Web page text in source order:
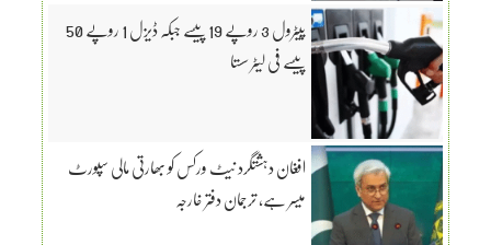
پیٹرول 3 روپے 19 پیسے جبکہ ڈیزل 1 روپے 50
پیسے فی لیٹر سستا
افغان دہشتگرد نیٹ ورکس کو بھارتی مالی سپورٹ
میسر ہے، ترجمان دفتر خارجہ